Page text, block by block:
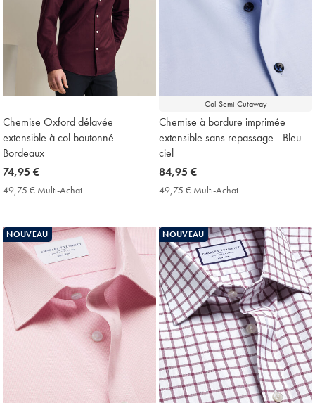
Chemise Oxford délavée
extensible à col boutonné -
Bordeaux
now
74,95
74,95 €
49,75 € Multi-Achat
Achat
Price
Col Semi Cutaway
Chemise à bordure imprimée
extensible sans repassage - Bleu
ciel
now
84,95
84,95 €
49,75 € Multi-Achat
Achat
Price
NOUVEAU NOUVEAU